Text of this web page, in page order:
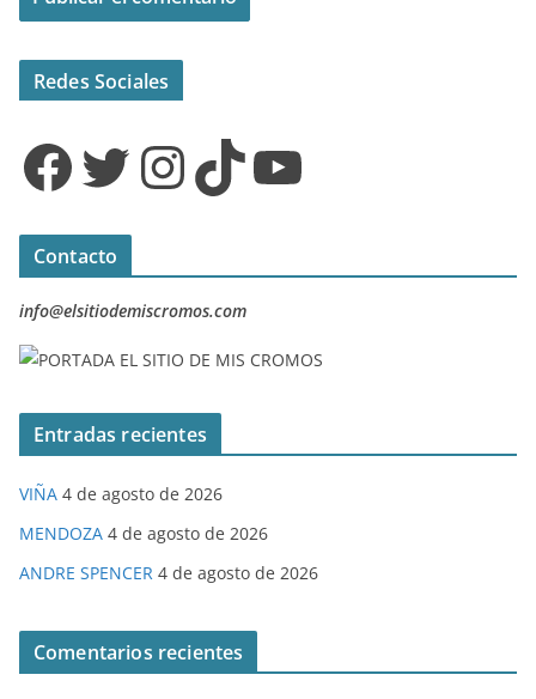
Redes Sociales
Facebook Twitter InstagramTikTok YouTube
Contacto
info@elsitiodemiscromos.com
Entradas recientes
VIÑA 4 de agosto de 2026
MENDOZA 4 de agosto de 2026
ANDRE SPENCER 4 de agosto de 2026
Comentarios recientes